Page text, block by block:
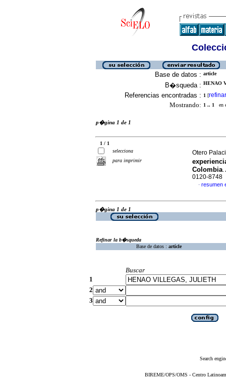
Base de datos : article
B�squeda : HENAO
Referencias encontradas : 1 [refinar
Mostrando: 1 .. 1 en
p�gina 1 de 1
1 / 1
selecciona
para imprimir
Otero
Colombia.
0120-8748
· resumen
p�gina 1 de 1
Refinar la b�squeda
Base de datos : article
Buscar
1
2
3
Search
BIREME/OPS/OMS - Centro